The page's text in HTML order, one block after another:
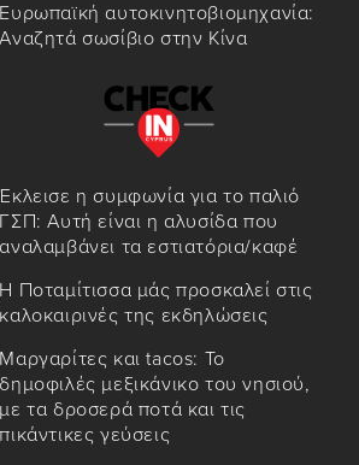
Ευρωπαϊκή αυτοκινητοβιομηχανία:
Αναζητά σωσίβιο στην Κίνα
Έκλεισε η συμφωνία για το παλιό
ΓΣΠ: Αυτή είναι η αλυσίδα που
αναλαμβάνει τα εστιατόρια/καφέ
Η Ποταμίτισσα μάς προσκαλεί στις
καλοκαιρινές της εκδηλώσεις
Μαργαρίτες και tacos: Το
δημοφιλές μεξικάνικο του νησιού,
με τα δροσερά ποτά και τις
πικάντικες γεύσεις